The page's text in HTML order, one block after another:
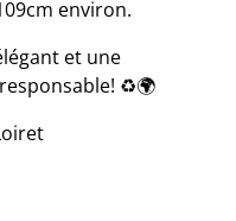
environ.
et une
♻️🌍